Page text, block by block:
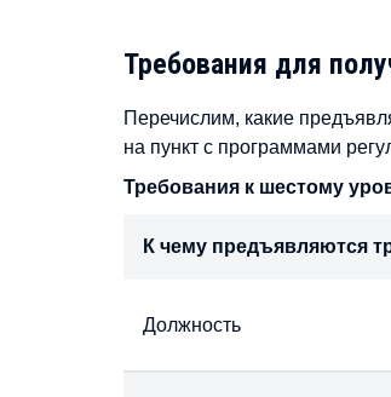
Требования для
Перечислим, какие
на пункт с программами
Требования к шестому
К чему предъявляются
Должность